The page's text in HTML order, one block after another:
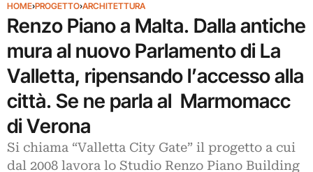
HOME›PROGETTO›ARCHITETTURA
Renzo Piano a Malta. Dalla antiche
mura al nuovo Parlamento di La
Valletta, ripensando l’accesso alla
città. Se ne parla al Marmomacc
di Verona
Si chiama “Valletta City Gate” il progetto a cui
dal 2008 lavora lo Studio Renzo Piano Building